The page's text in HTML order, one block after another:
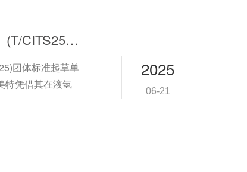
2025
06-21
欧迪美特获得《液氢增压泵性能试验方法》(T/CITS2592025)团体标准起草单位称号
团体标准起草单
特凭借其在液氢